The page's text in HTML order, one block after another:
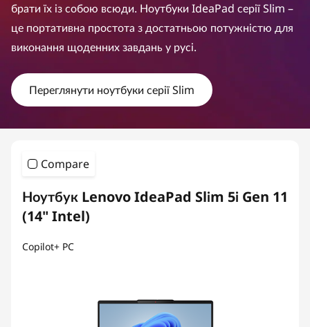
m
S
e
i
брати їх із собою всюди. Ноутбуки IdeaPad серії Slim –
це портативна простота з достатньою потужністю для
виконання щоденних завдань у русі.
Переглянути ноутбуки серії Slim
Compare
Ноутбук Lenovo IdeaPad Slim 5i Gen 11
(14" Intel)
Copilot+ PC